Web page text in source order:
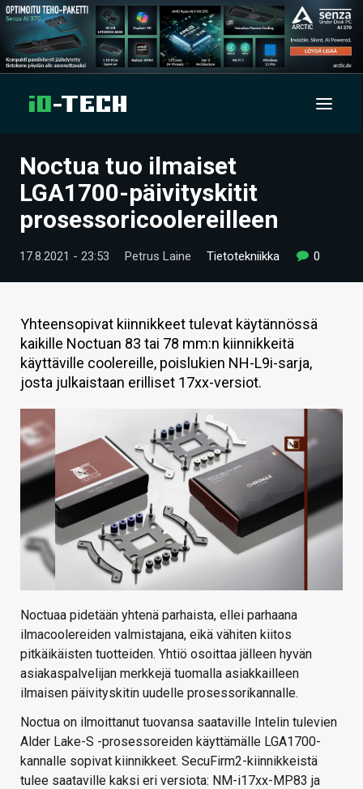
UUTISET
ARTIKKELIT
VIDEOT
TECHBBS
TIETOA
HINTA.FI
KAUPPA
VAIHDA TEEMA
HAKU
Noctua tuo ilmaiset
LGA1700-päivityskitit
prosessoricoolereilleen
17.8.2021 - 23:53 Petrus Laine Tietotekniikka 0
Yhteensopivat kiinnikkeet tulevat käytännössä
kaikille Noctuan 83 tai 78 mm:n kiinnikkeitä
käyttäville coolereille, poislukien NH-L9i-sarja,
josta julkaistaan erilliset 17xx-versiot.
Noctuaa pidetään yhtenä parhaista, ellei parhaana
ilmacoolereiden valmistajana, eikä vähiten kiitos
pitkäikäisten tuotteiden. Yhtiö osoittaa jälleen hyvän
asiakaspalvelijan merkkejä tuomalla asiakkailleen
ilmaisen päivityskitin uudelle prosessorikannalle.
Noctua on ilmoittanut tuovansa saataville Intelin tulevien
Alder Lake-S -prosessoreiden käyttämälle LGA1700-
kannalle sopivat kiinnikkeet. SecuFirm2-kiinnikkeistä
tulee saataville kaksi eri versiota: NM-i17xx-MP83 ja